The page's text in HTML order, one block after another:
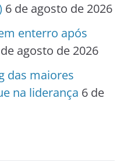
6 de agosto de 2026
enterro após
agosto de 2026
das maiores
na liderança 6 de